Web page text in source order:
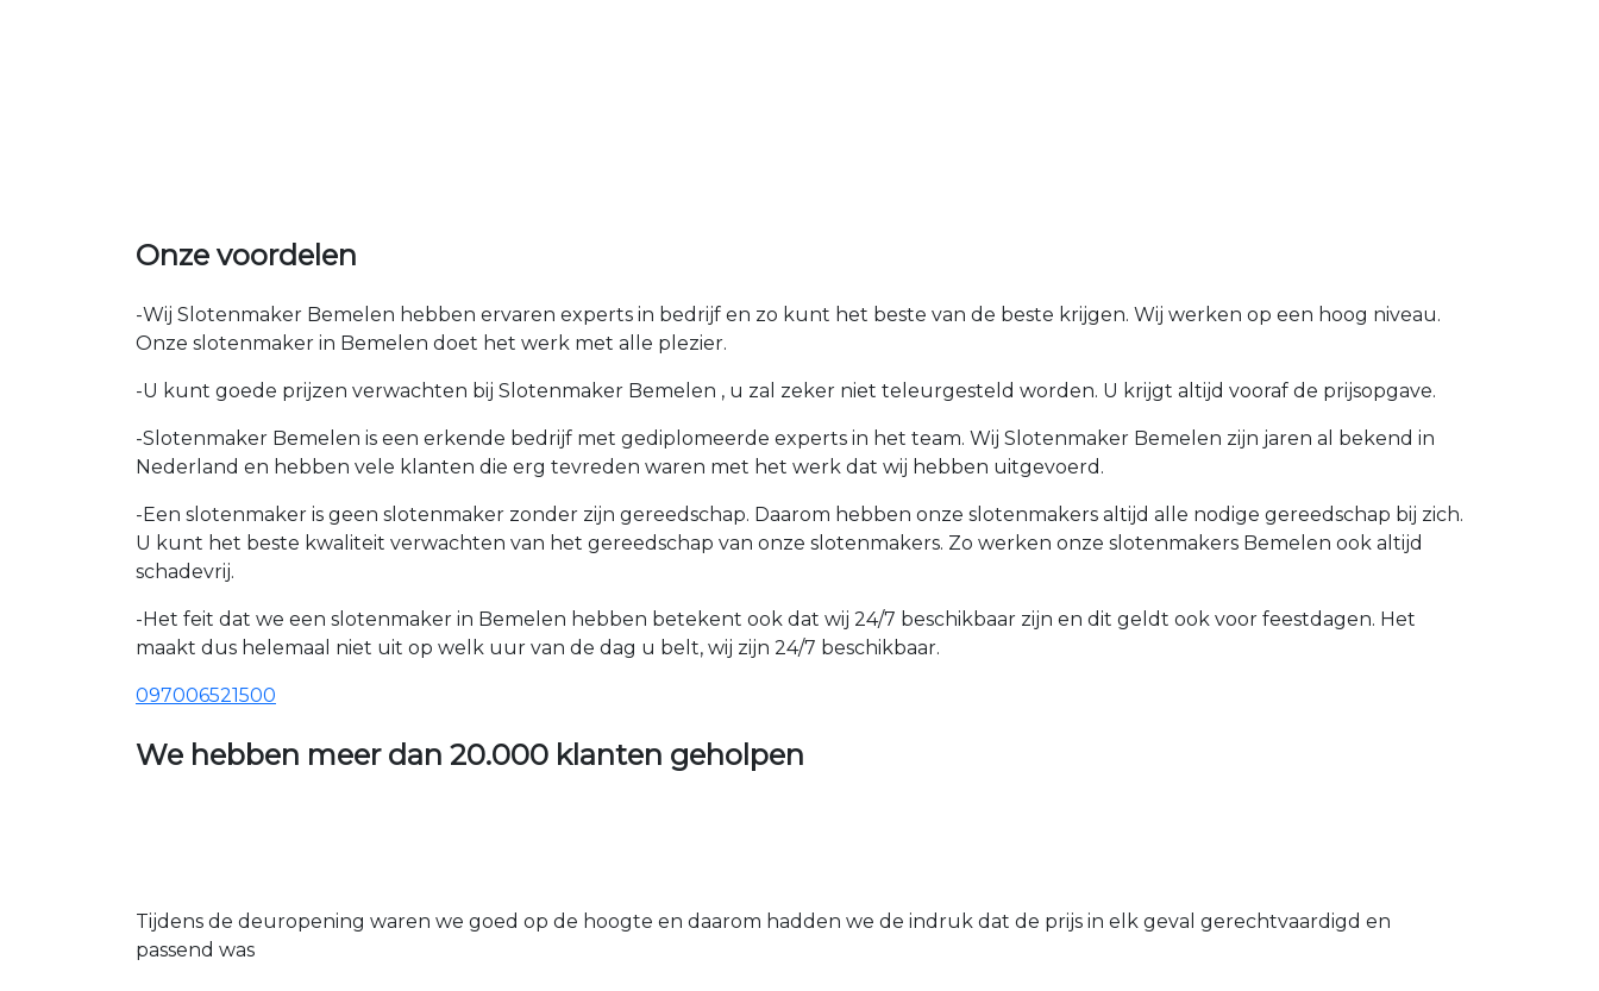
Onze voordelen
-Wij Slotenmaker Bemelen hebben ervaren experts in bedrijf en zo kunt het beste van de beste krijgen. Wij werken op een hoog niveau.
Onze slotenmaker in Bemelen doet het werk met alle plezier.
-U kunt goede prijzen verwachten bij Slotenmaker Bemelen , u zal zeker niet teleurgesteld worden. U krijgt altijd vooraf de prijsopgave.
-Slotenmaker Bemelen is een erkende bedrijf met gediplomeerde experts in het team. Wij Slotenmaker Bemelen zijn jaren al bekend in
Nederland en hebben vele klanten die erg tevreden waren met het werk dat wij hebben uitgevoerd.
-Een slotenmaker is geen slotenmaker zonder zijn gereedschap. Daarom hebben onze slotenmakers altijd alle nodige gereedschap bij zich.
U kunt het beste kwaliteit verwachten van het gereedschap van onze slotenmakers. Zo werken onze slotenmakers Bemelen ook altijd
schadevrij.
-Het feit dat we een slotenmaker in Bemelen hebben betekent ook dat wij 24/7 beschikbaar zijn en dit geldt ook voor feestdagen. Het
maakt dus helemaal niet uit op welk uur van de dag u belt, wij zijn 24/7 beschikbaar.
097006521500
We hebben meer dan 20.000 klanten geholpen
Tijdens de deuropening waren we goed op de hoogte en daarom hadden we de indruk dat de prijs in elk geval gerechtvaardigd en
passend was